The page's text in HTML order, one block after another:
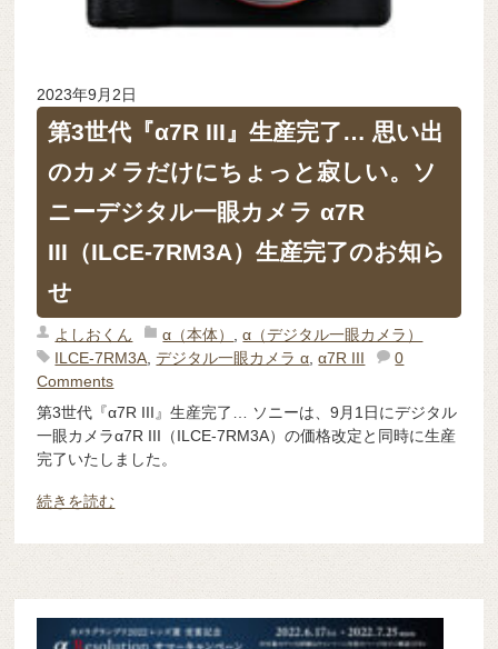
2023年9月2日
第3世代『α7R III』生産完了… 思い出
のカメラだけにちょっと寂しい。ソ
ニーデジタル一眼カメラ α7R
III（ILCE-7RM3A）生産完了のお知ら
せ
よしおくん α（本体） ,α（デジタル一眼カメラ）
ILCE-7RM3A ,デジタル一眼カメラ α ,α7R III
0
Comments
第3世代『α7R III』生産完了… ソニーは、9月1日にデジタル
一眼カメラα7R III（ILCE-7RM3A）の価格改定と同時に生産
完了いたしました。
続きを読む